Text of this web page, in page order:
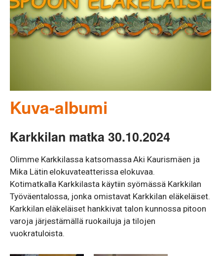
Kuva-albumi
Karkkilan matka 30.10.2024
Olimme Karkkilassa katsomassa Aki Kaurismäen ja
Mika Lätin elokuvateatterissa elokuvaa.
Kotimatkalla Karkkilasta käytiin syömässä Karkkilan
Työväentalossa, jonka omistavat Karkkilan eläkeläiset.
Karkkilan eläkeläiset hankkivat talon kunnossa pitoon
varoja järjestämällä ruokailuja ja tilojen
vuokratuloista.